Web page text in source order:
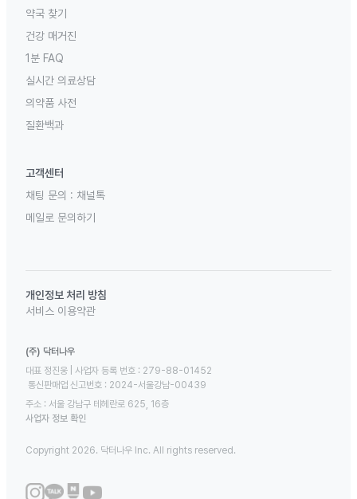
약국 찾기
건강 매거진
1분 FAQ
실시간 의료상담
의약품 사전
질환백과
고객센터
채팅 문의 : 채널톡
메일로 문의하기
개인정보 처리 방침
서비스 이용약관
(주) 닥터나우
대표 정진웅 | 사업자 등록 번호 : 279-88-01452
통신판매업 신고번호 : 2024-서울강남-00439
주소 : 서울 강남구 테헤란로 625, 16층
사업자 정보 확인
Copyright 2026. 닥터나우 Inc. All rights reserved.